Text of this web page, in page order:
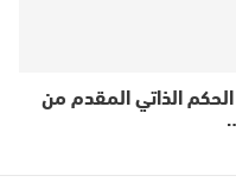
الذاتي المقدم من